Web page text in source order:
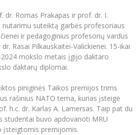
dr. Romas Prakapas ir prof. dr. I.
suteiktą garbės profesoriaus
ir pedagoginius profesorių vardus
Rasai Pilkauskaitei-Valickienei. 15-ikai
mokslo metais įgijo daktaro
daktarų diplomai.
piniginės Taikos premijos trims
rašinius NATO tema, kurias įsteigė
h.c. dr. Karlas A. Lamersas. Taip pat du
studentai buvo apdovanoti MRU
įsteigtomis premijomis.